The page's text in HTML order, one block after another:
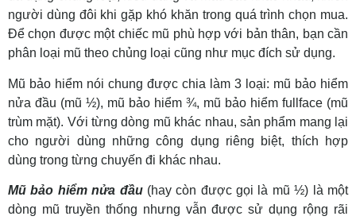
người dùng đôi khi gặp khó khăn trong quá trình chọn mua.
Để chọn được một chiếc mũ phù hợp với bản thân, bạn cần
phân loại mũ theo chủng loại cũng như mục đích sử dụng.
Mũ bảo hiểm nói chung được chia làm 3 loại: mũ bảo hiểm
nửa đầu (mũ ½), mũ bảo hiểm ¾, mũ bảo hiểm fullface (mũ
trùm mặt). Với từng dòng mũ khác nhau, sản phẩm mang lại
cho người dùng những công dụng riêng biệt, thích hợp
dùng trong từng chuyến đi khác nhau.
Mũ bảo hiểm nửa đầu(hay còn được gọi là mũ ½) là một
dòng mũ truyền thống nhưng vẫn được sử dụng rộng rãi